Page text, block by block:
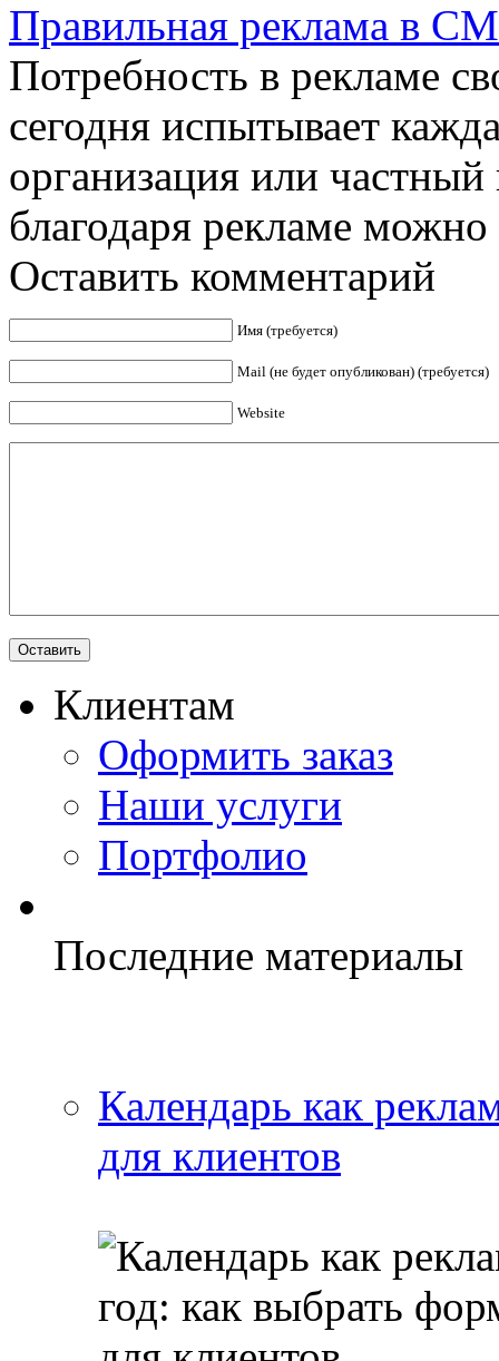
Правильная реклама в
Потребность в рекламе
сегодня испытывает
организация или
благодаря рекламе
Оставить комментарий
Имя (требуется)
Mail (не будет опубликован) (требуется)
Website
Клиентам
Оформить заказ
Наши услуги
Портфолио
Последние материалы
Календарь как
для клиентов